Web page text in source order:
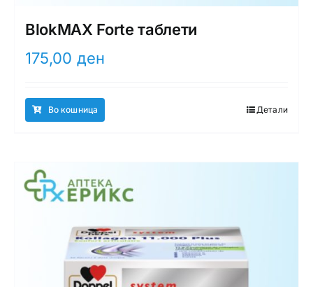
BlokMAX Forte таблети
175,00 ден
Во кошница Детали